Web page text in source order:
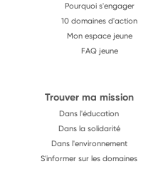
Pourquoi s'engager
10 domaines d'action
Mon espace jeune
FAQ jeune
Trouver ma mission
Dans l'éducation
Dans la solidarité
Dans l'environnement
S'informer sur les domaines